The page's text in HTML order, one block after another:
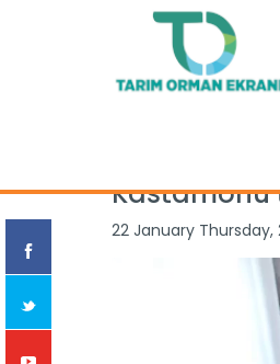
Kastamonu
22 January Thursday,